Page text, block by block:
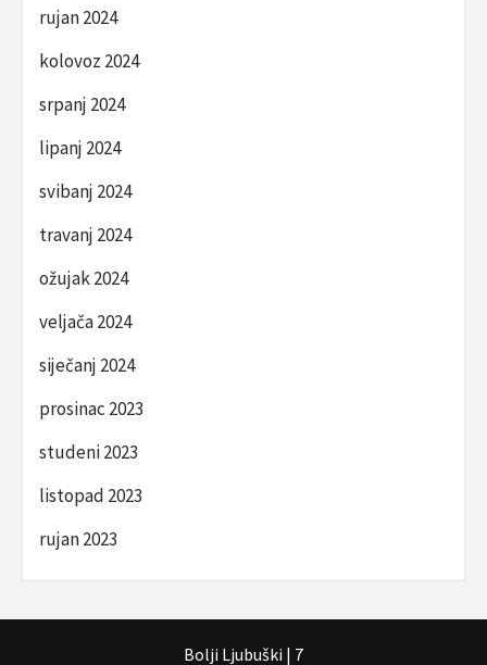
rujan 2024
kolovoz 2024
srpanj 2024
lipanj 2024
svibanj 2024
travanj 2024
ožujak 2024
veljača 2024
siječanj 2024
prosinac 2023
studeni 2023
listopad 2023
rujan 2023
Bolji Ljubuški | 7